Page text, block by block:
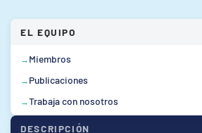
DESCRIPCIÓN
EL EQUIPO
Miembros
Publicaciones
Trabaja con nosotros